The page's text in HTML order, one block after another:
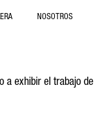
NOSOTROS
a exhibir el